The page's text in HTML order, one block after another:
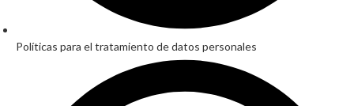
Políticas para el tratamiento de datos personales